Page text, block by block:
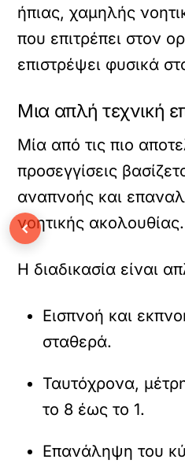
ήπιας, χαμηλής
που επιτρέπει στον
επιστρέψει φυσικά
Μια απλή τεχνική
Μία από τις πιο
προσεγγίσεις
αναπνοής και
νοητικής ακολουθίας.
Η διαδικασία είναι
Εισπνοή και
σταθερά.
Ταυτόχρονα,
το 8 έως το 1.
Επανάληψη του
‹